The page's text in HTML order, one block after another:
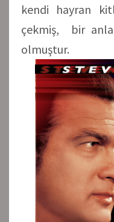
kendi hayran
çekmiş, bir
olmuştur.